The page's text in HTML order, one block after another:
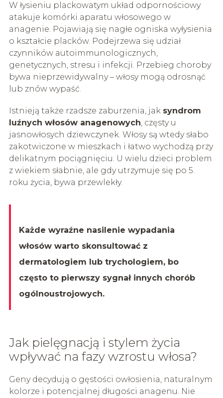
W łysieniu plackowatym układ odpornościowy
atakuje komórki aparatu włosowego w
anagenie. Pojawiają się nagłe ogniska wyłysienia
o kształcie placków. Podejrzewa się udział
czynników autoimmunologicznych,
genetycznych, stresu i infekcji. Przebieg choroby
bywa nieprzewidywalny – włosy mogą odrosnąć
lub znów wypaść.
Istnieją także rzadsze zaburzenia, jak syndrom
luźnych włosów anagenowych, częsty u
jasnowłosych dziewczynek. Włosy są wtedy słabo
zakotwiczone w mieszkach i łatwo wychodzą przy
delikatnym pociągnięciu. U wielu dzieci problem
z wiekiem słabnie, ale gdy utrzymuje się po 5.
roku życia, bywa przewlekły.
Każde wyraźne nasilenie wypadania
włosów warto skonsultować z
dermatologiem lub trychologiem, bo
często to pierwszy sygnał innych chorób
ogólnoustrojowych.
Jak pielęgnacją i stylem życia
wpływać na fazy wzrostu włosa?
Geny decydują o gęstości owłosienia, naturalnym
kolorze i potencjalnej długości anagenu. Nie